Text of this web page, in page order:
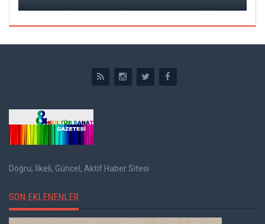
Doğru, İlkeli, Güncel, Aktif Haber Sitesi
SON EKLENENLER